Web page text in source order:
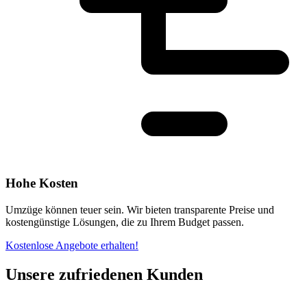
Hohe Kosten
Umzüge können teuer sein. Wir bieten transparente Preise und
kostengünstige Lösungen, die zu Ihrem Budget passen.
Kostenlose Angebote erhalten!
Unsere zufriedenen Kunden